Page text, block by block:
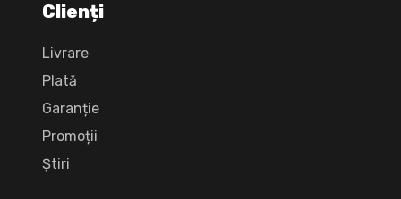
Clienți
Livrare
Plată
Garanție
Promoții
Știri